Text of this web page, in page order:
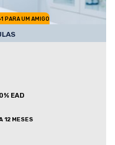
PARA UM AMIGO
EAD
12 MESES